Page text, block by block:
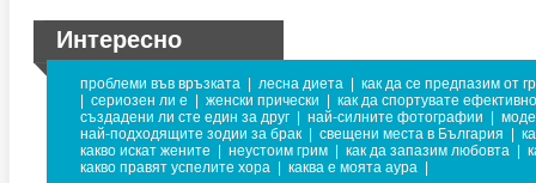
Интересно
проблеми във връзката лесна диета
как да се предпазим от
сериозен ли е женски прически
как да спортувате ефективно
създадени ли сте един за друг
най-силните фотографии
най-подходящите зодии за брак
свещени места в България
какво искат жените
неустоим грим как да запазим любовта
какво правят успелите хора
каква е моята аура